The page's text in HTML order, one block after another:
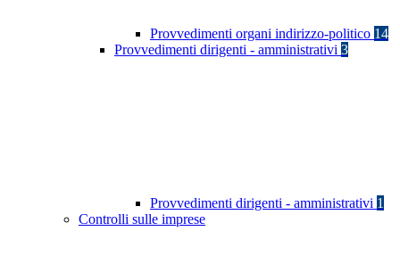
Provvedimenti organi indirizzo-politico 14
Provvedimenti dirigenti - amministrativi 3
Provvedimenti dirigenti - amministrativi 1
Controlli sulle imprese